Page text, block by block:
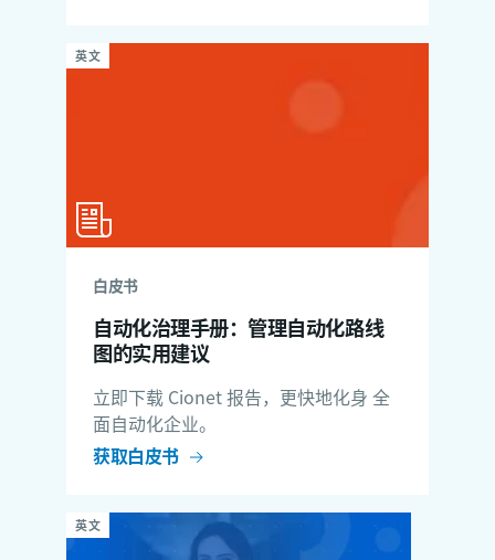
英文
白皮书
自动化治理手册：管理自动化路线
图的实用建议
立即下载 Cionet 报告，更快地化身 全
面自动化企业。
获取白皮书
英文